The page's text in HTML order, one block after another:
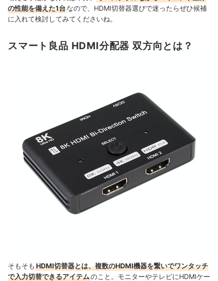
の性能を備えた1台なので、HDMI切替器選びで迷ったらぜひ候補
に入れて検討してみてくださいね。
スマート良品 HDMI分配器 双方向とは？
そもそも HDMI切替器とは、複数のHDMI機器を繋いでワンタッチ
で入力切替できるアイテムのこと。モニターやテレビにHDMIケー